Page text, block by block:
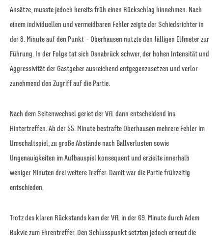
Ansätze, musste jedoch bereits früh einen Rückschlag hinnehmen. Nach
einem individuellen und vermeidbaren Fehler zeigte der Schiedsrichter in
der 8. Minute auf den Punkt – Oberhausen nutzte den fälligen Elfmeter zur
Führung. In der Folge tat sich Osnabrück schwer, der hohen Intensität und
Aggressivität der Gastgeber ausreichend entgegenzusetzen und verlor
zunehmend den Zugriff auf die Partie.
Nach dem Seitenwechsel geriet der VfL dann entscheidend ins
Hintertreffen. Ab der 55. Minute bestrafte Oberhausen mehrere Fehler im
Umschaltspiel, zu große Abstände nach Ballverlusten sowie
Ungenauigkeiten im Aufbauspiel konsequent und erzielte innerhalb
weniger Minuten drei weitere Treffer. Damit war die Partie frühzeitig
entschieden.
Trotz des klaren Rückstands kam der VfL in der 69. Minute durch Adem
Bukvic zum Ehrentreffer. Den Schlusspunkt setzten jedoch erneut die